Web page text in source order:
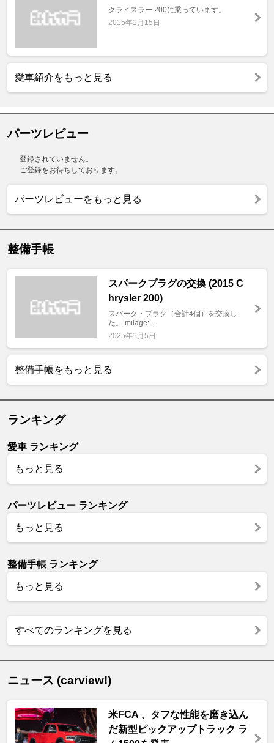
クライスラー 200に乗っています。
2015年1月15日
愛車紹介をもっと見る
パーツレビュー
登録されていません。
ご登録をお待ちしております。
パーツレビューをもっと見る
整備手帳
スパークプラグの交換 (2015 C
hrysler 200)
スパーク・プラグ（合計4個）を交換し
た。 milage: ...
2025年1月5日
整備手帳をもっと見る
ランキング
愛車 ランキング
もっと見る
パーツレビュー ランキング
もっと見る
整備手帳 ランキング
もっと見る
すべてのランキングを見る
ニュース (carview!)
米FCA 、タフな性能を磨き込ん
だ新型ピックアップトラック ラ